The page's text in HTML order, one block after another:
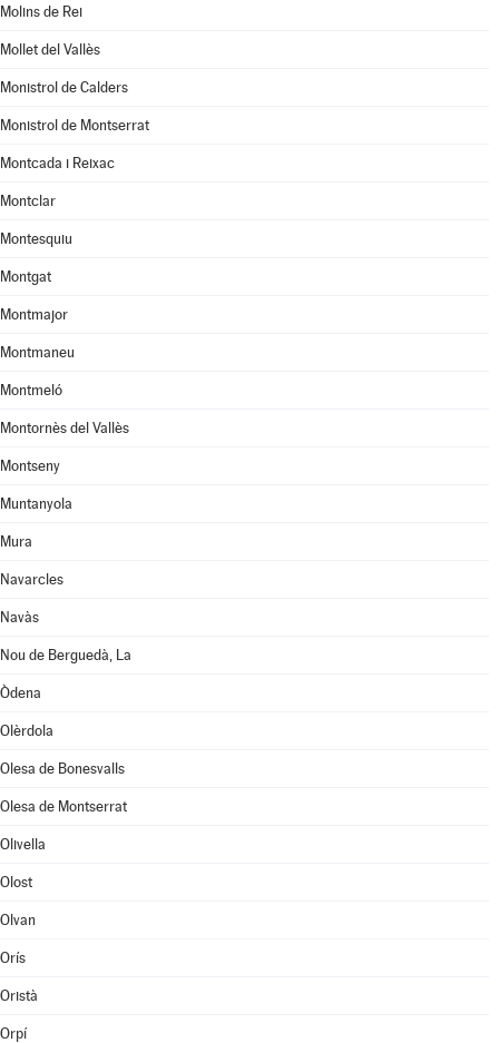
Molins de Rei
Mollet del Vallès
Monistrol de Calders
Monistrol de Montserrat
Montcada i Reixac
Montclar
Montesquiu
Montgat
Montmajor
Montmaneu
Montmeló
Montornès del Vallès
Montseny
Muntanyola
Mura
Navarcles
Navàs
Nou de Berguedà, La
Òdena
Olèrdola
Olesa de Bonesvalls
Olesa de Montserrat
Olivella
Olost
Olvan
Orís
Oristà
Orpí